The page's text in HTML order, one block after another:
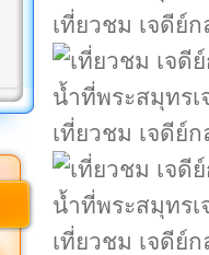
เที่ยวชม เจดีย์
เที่ยวชม เจดีย์
เที่ยวชม เจดีย์